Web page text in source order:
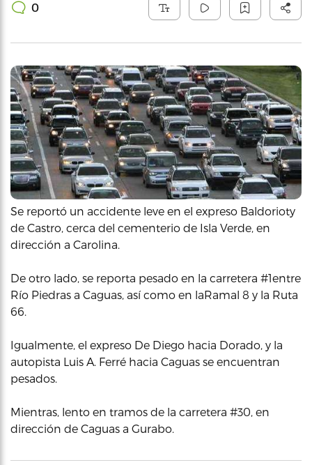
0
Se reportó un accidente leve en el expreso Baldorioty
de Castro, cerca del cementerio de Isla Verde, en
dirección a Carolina.
De otro lado, se reporta pesado en la carretera #1entre
Río Piedras a Caguas, así como en laRamal 8 y la Ruta
66.
Igualmente, el expreso De Diego hacia Dorado, y la
autopista Luis A. Ferré hacia Caguas se encuentran
pesados.
Mientras, lento en tramos de la carretera #30, en
dirección de Caguas a Gurabo.